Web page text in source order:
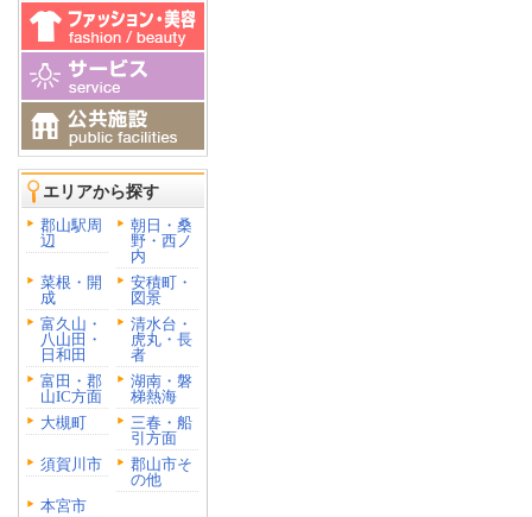
エリアから探す
郡山駅周
辺
朝日・桑
野・西ノ
内
菜根・開
成
安積町・
図景
富久山・
八山田・
日和田
清水台・
虎丸・長
者
富田・郡
山IC方面
湖南・磐
梯熱海
大槻町
三春・船
引方面
須賀川市
郡山市そ
の他
本宮市